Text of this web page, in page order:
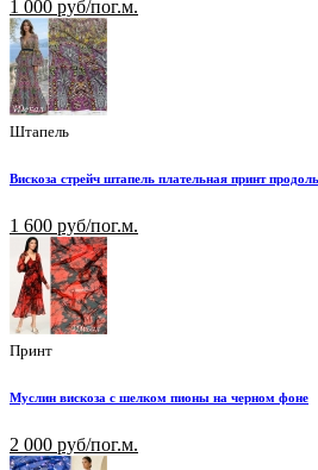
1 000 руб/пог.м.
Штапель
Вискоза стрейч штапель плательная принт
1 600 руб/пог.м.
Принт
Муслин вискоза с шелком пионы на черном фоне
2 000 руб/пог.м.